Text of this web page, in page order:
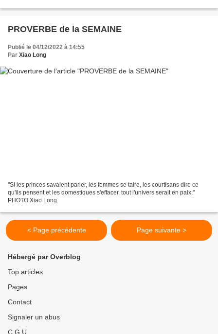
PROVERBE de la SEMAINE
Publié le 04/12/2022 à 14:55
Par Xiao Long
"Si les princes savaient parler, les femmes se taire, les courtisans dire ce
qu'ils pensent et les domestiques s'effacer, tout l'univers serait en paix."
PHOTO Xiao Long
< Page précédente Page suivante >
Hébergé par Overblog
Top articles
Pages
Contact
Signaler un abus
C.G.U.